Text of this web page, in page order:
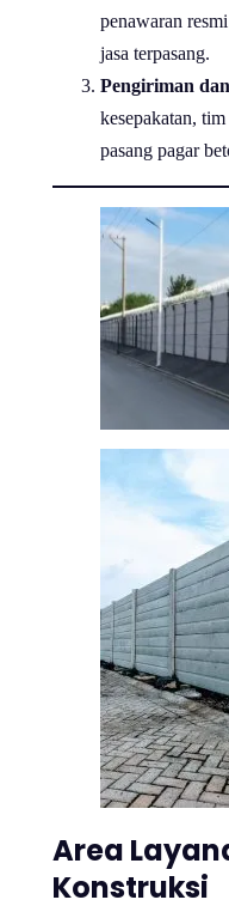
penawaran
jasa terpasang.
Pengiriman
kesepakatan,
pasang pagar
Area
Konstruksi